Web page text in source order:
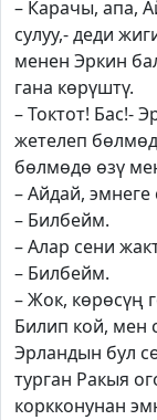
– Карачы, апа,
сулуу,- деди
менен Эркин
гана көрүштү.
– Токтот! Бас!-
жетелеп
бөлмөдө өзү
– Айдай,
– Билбейм.
– Алар сени
– Билбейм.
– Жок, көрөсүң
Билип кой, мен
Эрландын бул
турган Ракыя
коркконунан